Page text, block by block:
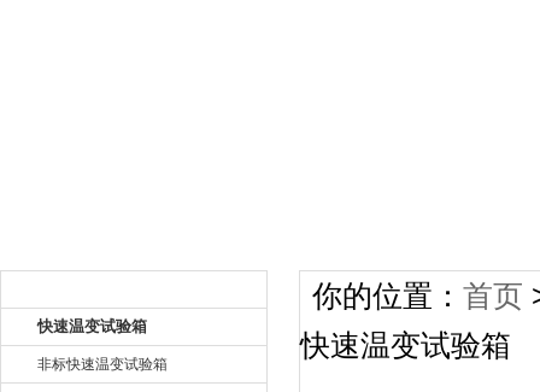
快速温变试验箱
非标快速温变试验箱
你的位置： 首页
快速温变试验箱